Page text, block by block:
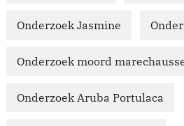
Onderzoek Jasmine
Onderzoek moord
Onderzoek Aruba Portulaca